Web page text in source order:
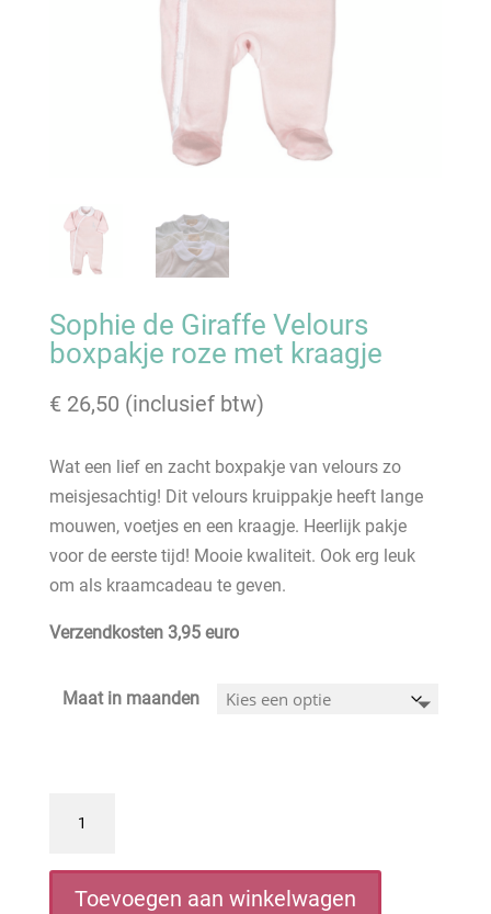
Sophie de Giraffe Velours
boxpakje roze met kraagje
€ 26,50 (inclusief btw)
Wat een lief en zacht boxpakje van velours zo
meisjesachtig! Dit velours kruippakje heeft lange
mouwen, voetjes en een kraagje. Heerlijk pakje
voor de eerste tijd! Mooie kwaliteit. Ook erg leuk
om als kraamcadeau te geven.
Verzendkosten 3,95 euro
Maat in maanden
Giraffe
Velours
Toevoegen aan winkelwagen